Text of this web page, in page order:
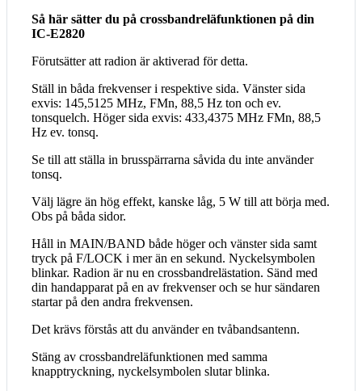
Så här sätter du på crossbandreläfunktionen på din
IC-E2820
Förutsätter att radion är aktiverad för detta.
Ställ in båda frekvenser i respektive sida. Vänster sida
exvis: 145,5125 MHz, FMn, 88,5 Hz ton och ev.
tonsquelch. Höger sida exvis: 433,4375 MHz FMn, 88,5
Hz ev. tonsq.
Se till att ställa in brusspärrarna såvida du inte använder
tonsq.
Välj lägre än hög effekt, kanske låg, 5 W till att börja med.
Obs på båda sidor.
Håll in MAIN/BAND både höger och vänster sida samt
tryck på F/LOCK i mer än en sekund. Nyckelsymbolen
blinkar. Radion är nu en crossbandrelästation. Sänd med
din handapparat på en av frekvenser och se hur sändaren
startar på den andra frekvensen.
Det krävs förstås att du använder en tvåbandsantenn.
Stäng av crossbandreläfunktionen med samma
knapptryckning, nyckelsymbolen slutar blinka.